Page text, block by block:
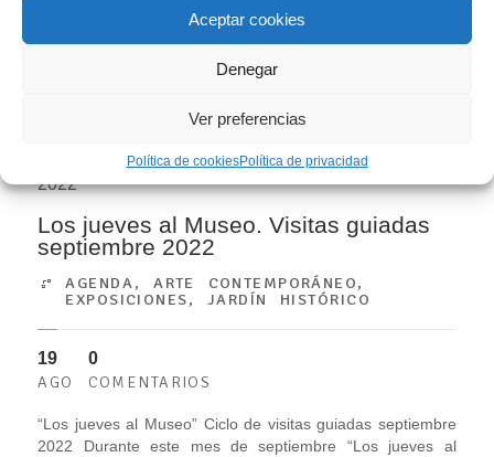
Aceptar cookies
Denegar
Ver preferencias
Política de cookiesPolítica de privacidad
Noche Blanca, que viene a sumarse a la intensa actividad
expositiva,...
Los jueves al Museo. Visitas guiadas
septiembre 2022
AGENDA,ARTE CONTEMPORÁNEO,
EXPOSICIONES, JARDÍN HISTÓRICO
19
AGO
0
COMENTARIOS
“Los jueves al Museo” Ciclo de visitas guiadas septiembre
2022 Durante este mes de septiembre “Los jueves al